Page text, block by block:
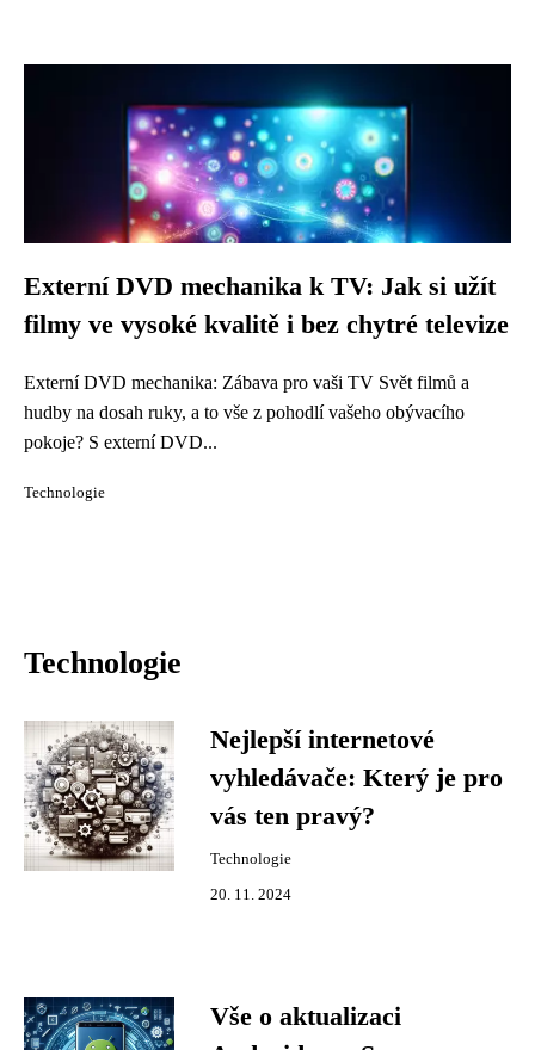
Externí DVD mechanika k TV: Jak si užít
filmy ve vysoké kvalitě i bez chytré televize
Externí DVD mechanika: Zábava pro vaši TV Svět filmů a
hudby na dosah ruky, a to vše z pohodlí vašeho obývacího
pokoje? S externí DVD...
Technologie
Technologie
Nejlepší internetové
vyhledávače: Který je pro
vás ten pravý?
Technologie
20. 11. 2024
Vše o aktualizaci